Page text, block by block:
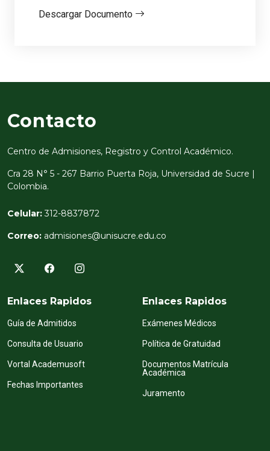
Descargar Documento
Contacto
Centro de Admisiones, Registro y Control Académico.
Cra 28 N° 5 - 267 Barrio Puerta Roja, Universidad de Sucre |
Colombia.
Celular: 312-8837872
Correo: admisiones@unisucre.edu.co
Enlaces Rapidos
Guía de Admitidos
Consulta de Usuario
Vortal Academusoft
Fechas Importantes
Enlaces Rapidos
Exámenes Médicos
Política de Gratuidad
Documentos Matrícula
Académica
Juramento